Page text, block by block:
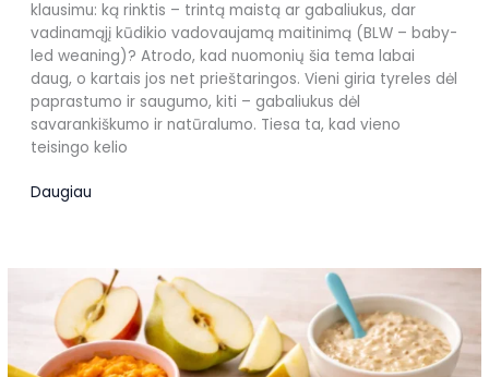
klausimu: ką rinktis – trintą maistą ar gabaliukus, dar
vadinamąjį kūdikio vadovaujamą maitinimą (BLW – baby-
led weaning)? Atrodo, kad nuomonių šia tema labai
daug, o kartais jos net prieštaringos. Vieni giria tyreles dėl
paprastumo ir saugumo, kiti – gabaliukus dėl
savarankiškumo ir natūralumo. Tiesa ta, kad vieno
teisingo kelio
Trintas
(BLW)
kūdikiui?
Daugiau